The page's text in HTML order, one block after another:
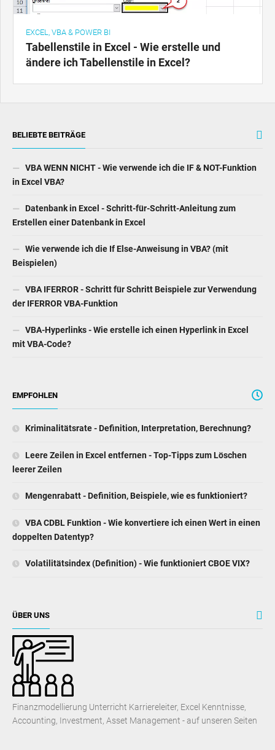
EXCEL, VBA & POWER BI
Tabellenstile in Excel - Wie erstelle und
ändere ich Tabellenstile in Excel?
BELIEBTE BEITRÄGE
VBA WENN NICHT - Wie verwende ich die IF & NOT-Funktion
in Excel VBA?
Datenbank in Excel - Schritt-für-Schritt-Anleitung zum
Erstellen einer Datenbank in Excel
Wie verwende ich die If Else-Anweisung in VBA? (mit
Beispielen)
VBA IFERROR - Schritt für Schritt Beispiele zur Verwendung
der IFERROR VBA-Funktion
VBA-Hyperlinks - Wie erstelle ich einen Hyperlink in Excel
mit VBA-Code?
EMPFOHLEN
Kriminalitätsrate - Definition, Interpretation, Berechnung?
Leere Zeilen in Excel entfernen - Top-Tipps zum Löschen
leerer Zeilen
Mengenrabatt - Definition, Beispiele, wie es funktioniert?
VBA CDBL Funktion - Wie konvertiere ich einen Wert in einen
doppelten Datentyp?
Volatilitätsindex (Definition) - Wie funktioniert CBOE VIX?
ÜBER UNS
Finanzmodellierung Unterricht Karriereleiter, Excel Kenntnisse,
Accounting, Investment, Asset Management - auf unseren Seiten